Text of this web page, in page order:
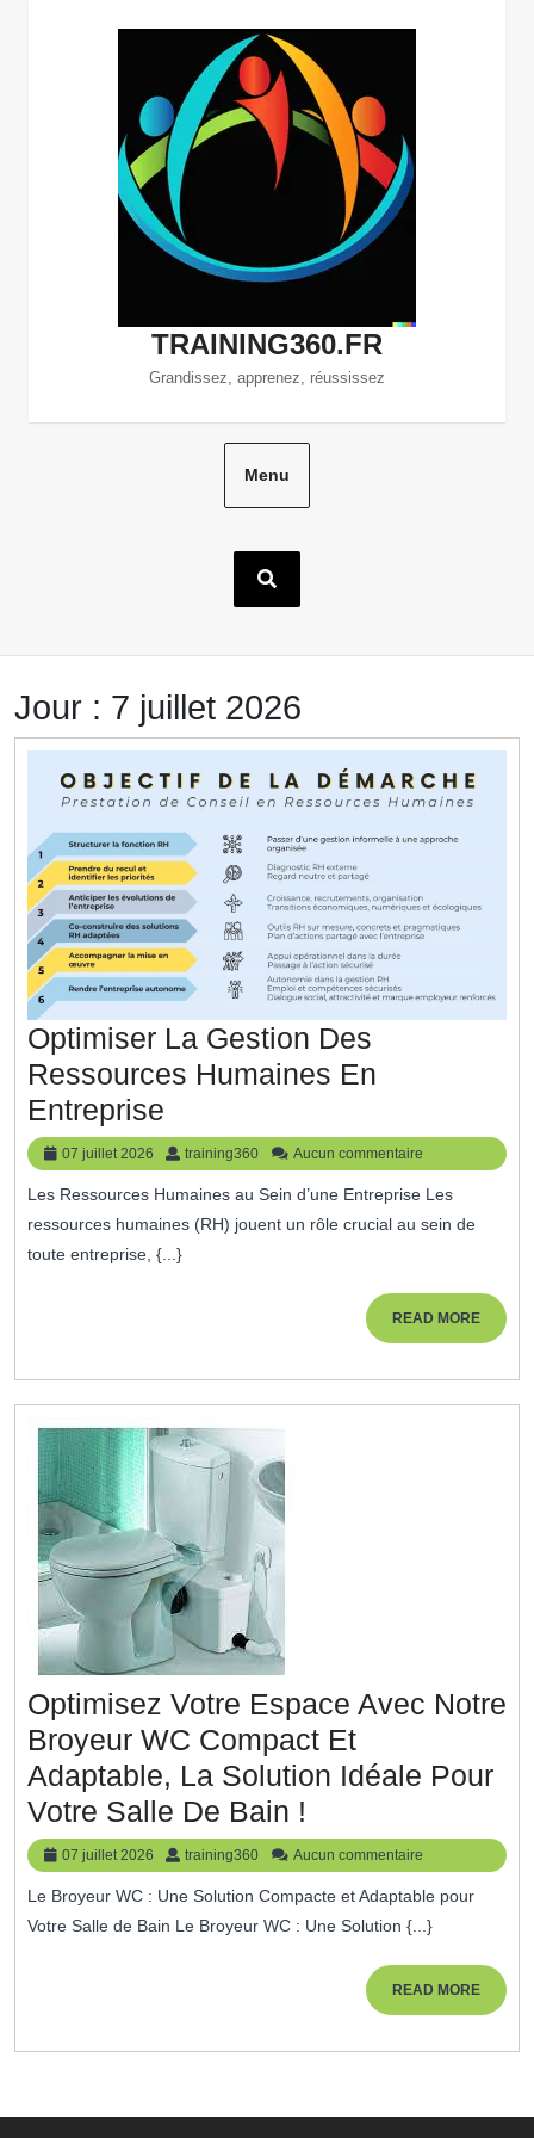
TRAINING360.FR
Grandissez, apprenez, réussissez
Menu
Jour : 7 juillet 2026
Optimiser La Gestion Des
Ressources Humaines En
Entreprise
La
Gestion
Des
Ressources
07 juillet 2026
07
juillet
2026
training360 training360
Aucun commentaire
Les Ressources Humaines au Sein d’une Entreprise Les
ressources humaines (RH) jouent un rôle crucial au sein de
toute entreprise, {...}
READ MOREREAD
MORE
Optimisez Votre Espace Avec Notre
Broyeur WC Compact Et
Adaptable, La Solution Idéale Pour
Votre Salle De Bain !
Votre
Espace
Avec
Broyeur
Compact
07 juillet 2026
07
juillet
2026
training360 training360
Aucun commentaire
Le Broyeur WC : Une Solution Compacte et Adaptable pour
Votre Salle de Bain Le Broyeur WC : Une Solution {...}
READ MOREREAD
MORE